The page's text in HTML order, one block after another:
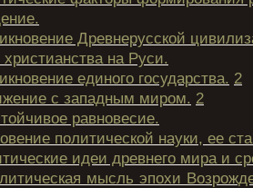
Древнерусской
христианства на Руси.
единого государства. 2
с западным миром. 2
равновесие.
политической науки, ее
идеи древнего мира и
мысль эпохи